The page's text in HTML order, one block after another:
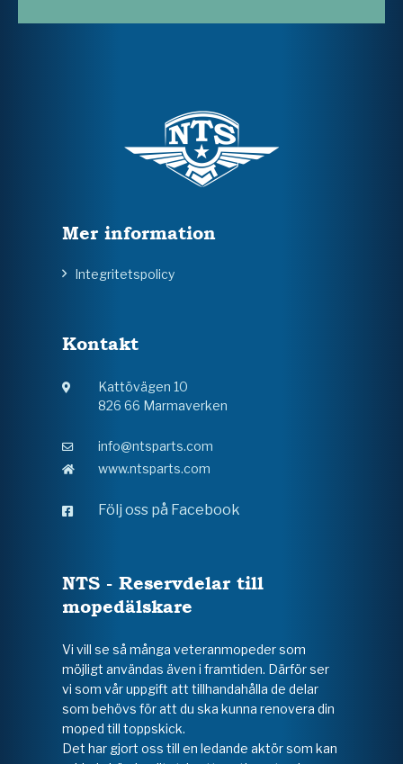
Mer information
Integritetspolicy
Kontakt
Kattövägen 10
826 66 Marmaverken
info@ntsparts.com
www.ntsparts.com
Följ oss på Facebook
NTS - Reservdelar till
mopedälskare
Vi vill se så många veteranmopeder som
möjligt användas även i framtiden. Därför ser
vi som vår uppgift att tillhandahålla de delar
som behövs för att du ska kunna renovera din
moped till toppskick.
Det har gjort oss till en ledande aktör som kan